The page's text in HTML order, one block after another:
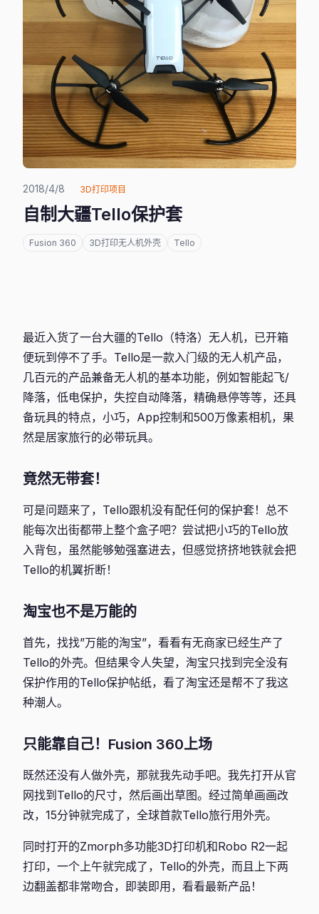
2018/4/8 3D打印项目
自制大疆Tello保护套
Fusion 360 3D打印无人机外壳 Tello
最近入货了一台大疆的Tello（特洛）无人机，已开箱
便玩到停不了手。Tello是一款入门级的无人机产品，
几百元的产品兼备无人机的基本功能，例如智能起飞/
降落，低电保护，失控自动降落，精确悬停等等，还具
备玩具的特点，小巧，App控制和500万像素相机，果
然是居家旅行的必带玩具。
竟然无带套！
可是问题来了，Tello跟机没有配任何的保护套！总不
能每次出街都带上整个盒子吧？尝试把小巧的Tello放
入背包，虽然能够勉强塞进去，但感觉挤挤地铁就会把
Tello的机翼折断！
淘宝也不是万能的
首先，找找”万能的淘宝”，看看有无商家已经生产了
Tello的外壳。但结果令人失望，淘宝只找到完全没有
保护作用的Tello保护帖纸，看了淘宝还是帮不了我这
种潮人。
只能靠自己！Fusion 360上场
既然还没有人做外壳，那就我先动手吧。我先打开从官
网找到Tello的尺寸，然后画出草图。经过简单画画改
改，15分钟就完成了，全球首款Tello旅行用外壳。
同时打开的Zmorph多功能3D打印机和Robo R2一起
打印，一个上午就完成了，Tello的外壳，而且上下两
边翻盖都非常吻合，即装即用，看看最新产品！